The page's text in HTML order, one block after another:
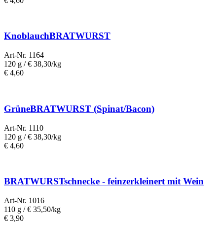
KnoblauchBRATWURST
Art-Nr. 1164
120 g /€ 38,30/kg
€ 4,60
GrüneBRATWURST (Spinat/Bacon)
Art-Nr. 1110
120 g /€ 38,30/kg
€ 4,60
BRATWURSTschnecke - feinzerkleinert mit Wein
Art-Nr. 1016
110 g /€ 35,50/kg
€ 3,90